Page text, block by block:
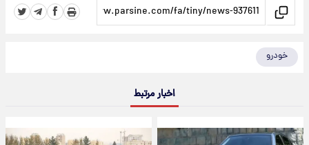
خودرو
اخبار مرتبط